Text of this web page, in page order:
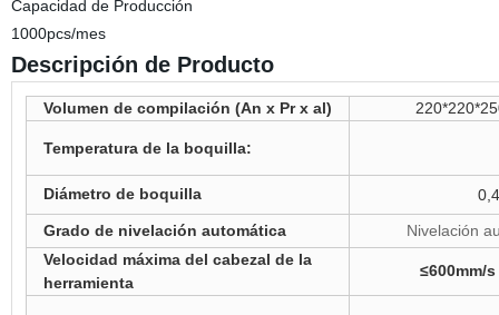
Capacidad de Producción
1000pcs/mes
Descripción de Producto
Volumen de compilación (An x Pr x al)
Temperatura de la boquilla:
Diámetro de boquilla
Grado de nivelación automática
Nivelación
Velocidad máxima del cabezal de la
herramienta
≤600mm/s